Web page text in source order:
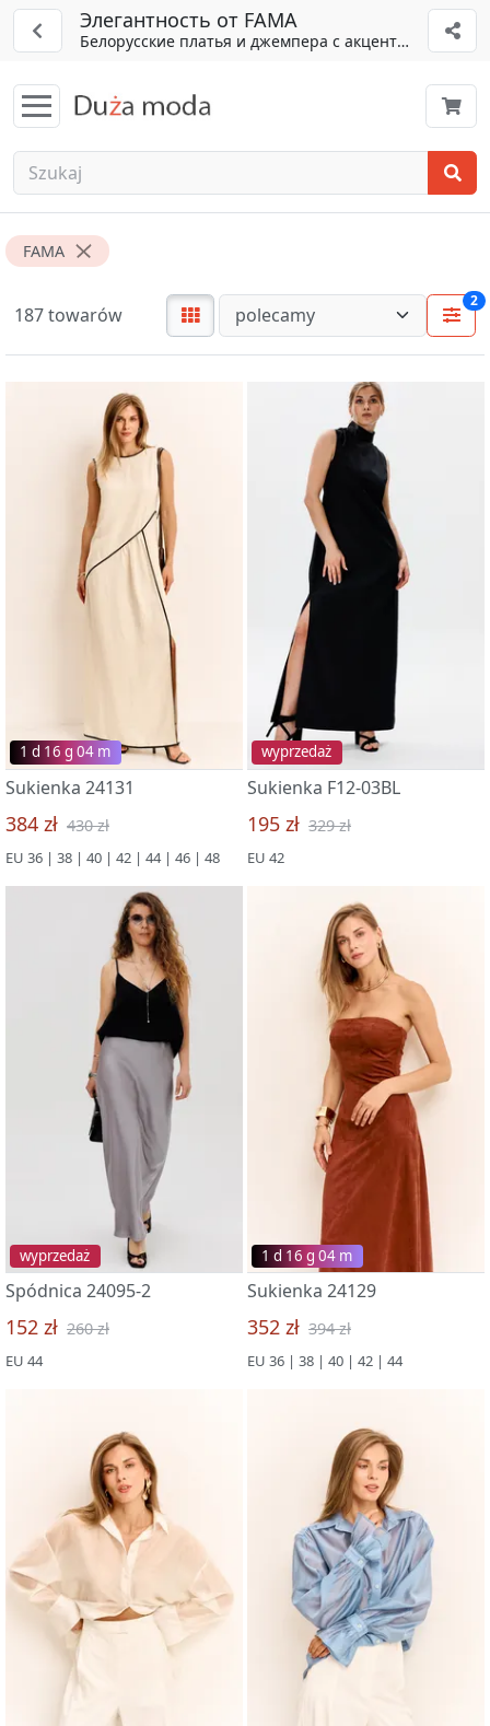
Элегантность от FAMA
Белорусские платья и джемпера с акцентом на
FAMA
187 towarów
2
1 d 16 g 03 m
Sukienka 24131
384 zł 430 zł
EU 36 | 38 | 40 | 42 | 44 | 46 | 48
wyprzedaż
Sukienka F12-03BL
195 zł 329 zł
EU 42
wyprzedaż
Spódnica 24095-2
152 zł 260 zł
EU 44
1 d 16 g 03 m
Sukienka 24129
352 zł 394 zł
EU 36 | 38 | 40 | 42 | 44